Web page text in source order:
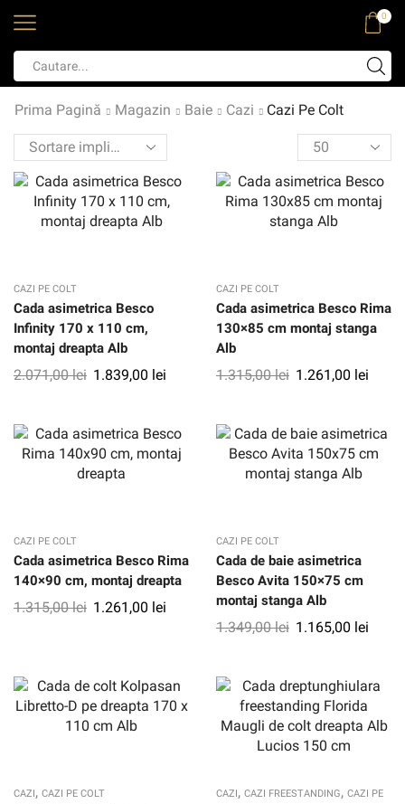
0
Prima Pagină Magazin Baie Cazi Cazi Pe Colt
CAZI PE COLT
Cada asimetrica Besco
Infinity 170 x 110 cm,
montaj dreapta Alb
2.071,00lei 1.839,00 lei
CAZI PE COLT
Cada asimetrica Besco Rima
130×85 cm montaj stanga
Alb
1.315,00lei 1.261,00 lei
CAZI PE COLT
Cada asimetrica Besco Rima
140×90 cm, montaj dreapta
1.315,00lei 1.261,00 lei
CAZI PE COLT
Cada de baie asimetrica
Besco Avita 150×75 cm
montaj stanga Alb
1.349,00lei 1.165,00 lei
CAZI, CAZI PE COLT CAZI, CAZI FREESTANDING, CAZI PE